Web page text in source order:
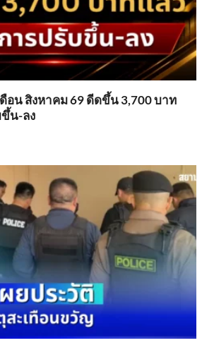
อน สิงหาคม 69 ดีดขึ้น 3,700 บาท
ขึ้น-ลง